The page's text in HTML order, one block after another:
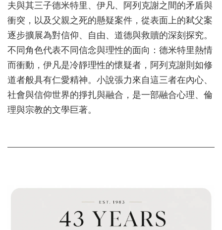
夫與其三子德米特里、伊凡、阿列克謝之間的矛盾與
衝突，以及父親之死的懸疑案件，從表面上的弒父案
逐步擴展為對信仰、自由、道德與救贖的深刻探究。
不同角色代表不同信念與理性的面向：德米特里熱情
而衝動，伊凡是冷靜理性的懷疑者，阿列克謝則如修
道者般具有仁愛精神。小說張力來自這三者在內心、
社會與信仰世界的掙扎與融合，是一部融合心理、倫
理與宗教的文學巨著。